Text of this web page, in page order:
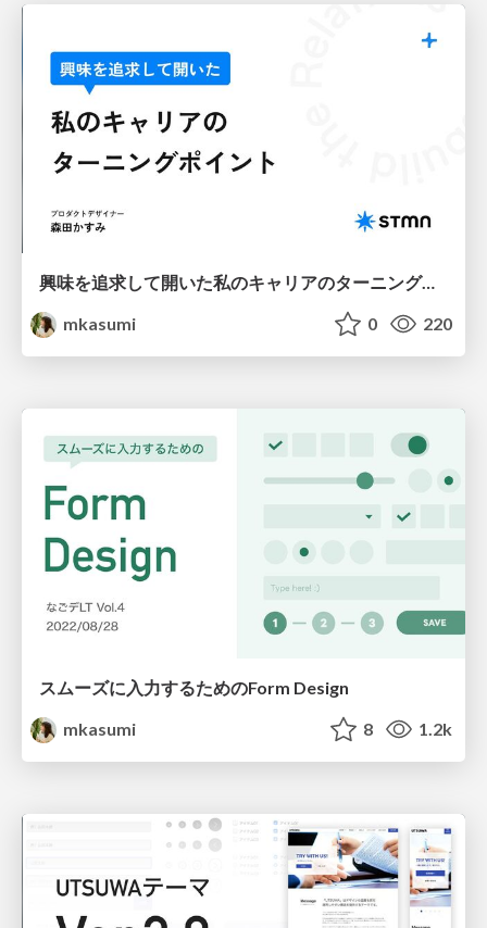
興味を追求して開いた私のキャリアのターニングポイント
mkasumi
0 220
スムーズに入力するためのForm Design
mkasumi
8 1.2k